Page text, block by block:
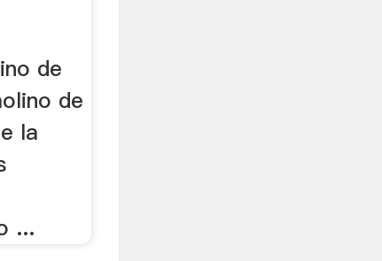
de
de
la
...